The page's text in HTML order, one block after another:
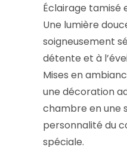
Éclairage tamisé
Une lumière
soigneusement
détente et à
Mises en
une décoration
chambre en une
personnalité du
spéciale.